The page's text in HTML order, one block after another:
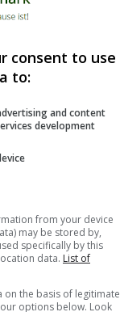
consent to use
to:
and content
development
from your device
may be stored by,
specifically by this
data. List of
on the basis of legitimate
options below. Look